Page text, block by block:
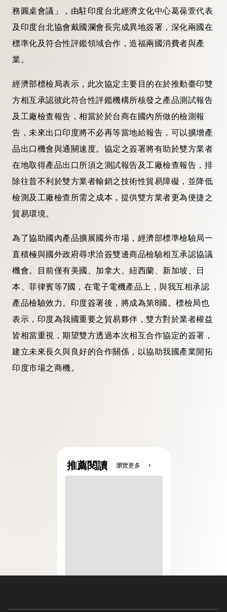
務圓桌會議」，由駐印度台北經濟文化中心葛葆萱代表
及印度台北協會戴國瀾會長完成異地簽署，深化兩國在
標準化及符合性評鑑領域合作，造福兩國消費者與產
業。
經濟部標檢局表示， 此次協定主要目的在於推動臺印雙
方相互承認彼此符合性評鑑機構所核發之產品測試報告
及工廠檢查報告，相當於於台商在國內所做的檢測報
告，未來出口印度將不必再等當地給報告，可以擴增產
品出口機會與通關速度。 協定之簽署將有助於雙方業者
在地取得產品出口所須之測試報告及工廠檢查報告，排
除往昔不利於雙方業者輸銷之技術性貿易障礙，並降低
檢測及工廠檢查所需之成本，提供雙方業者更為便捷之
貿易環境。
為了協助國內產品擴展國外市場，經濟部標準檢驗局一
直積極與國外政府尋求洽簽雙邊商品檢驗相互承認協議
機會。目前僅有美國、加拿大、紐西蘭、新加坡、日
本、菲律賓等7國，在電子電機產品上，與我互相承認
產品檢驗效力。印度簽署後，將成為第8國。標檢局也
表示， 印度為我國重要之貿易夥伴，雙方對於業者權益
皆相當重視，期望雙方透過本次相互合作協定的簽署，
建立未來長久與良好的合作關係，以協助我國產業開拓
印度市場之商機。
推薦閱讀 瀏覽更多 chevron_right